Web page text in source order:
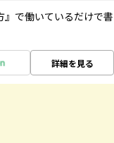
で働いているだけで書
詳細を見る